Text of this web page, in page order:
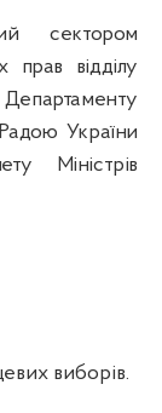
сектором
прав відділу
України
Міністрів
виборів.